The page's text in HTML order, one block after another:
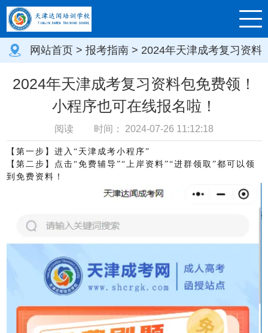
网站首页 > 报考指南 > 2024年天津成考复习资料
包免费领！小程序也可在线报名啦！
2024年天津成考复习资料包免费领！
小程序也可在线报名啦！
阅读 时间： 2024-07-26 11:12:18
【第一步】进入“天津成考小程序”
【第二步】点击“免费辅导”“上岸资料”“进群领取”都可以领
到免费资料！